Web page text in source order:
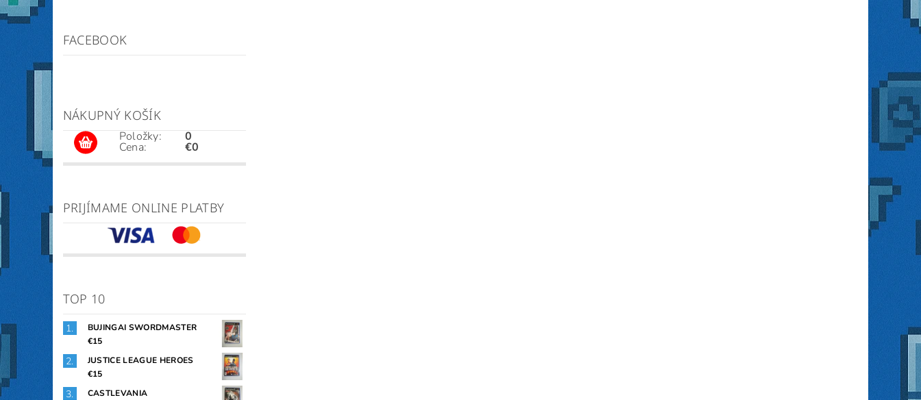
FACEBOOK
NÁKUPNÝ KOŠÍK
Položky:
Cena:
0
€0
PRIJÍMAME ONLINE PLATBY
TOP 10
BUJINGAI SWORDMASTER
€15
JUSTICE LEAGUE HEROES
€15
CASTLEVANIA